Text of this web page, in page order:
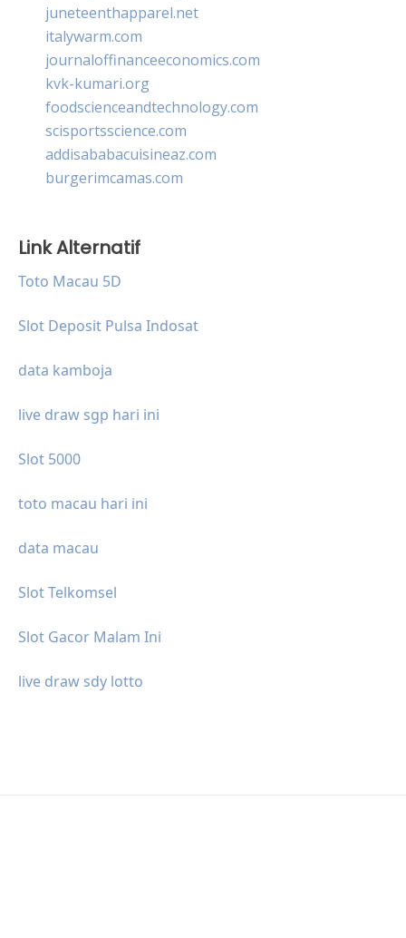
juneteenthapparel.net
italywarm.com
journaloffinanceeconomics.com
kvk-kumari.org
foodscienceandtechnology.com
scisportsscience.com
addisababacuisineaz.com
burgerimcamas.com
Link Alternatif
Toto Macau 5D
Slot Deposit Pulsa Indosat
data kamboja
live draw sgp hari ini
Slot 5000
toto macau hari ini
data macau
Slot Telkomsel
Slot Gacor Malam Ini
live draw sdy lotto